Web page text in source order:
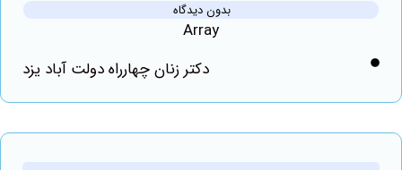
بدون دیدگاه
دکتر زنان چهارراه دولت آباد یزد